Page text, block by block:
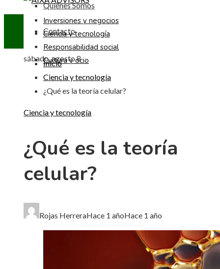
Quiénes Somos
Contacto
sábado, agosto 8
Inversiones y negocios
Ciencia y tecnología
Responsabilidad social
Cultura y ocio
Inicio
Ciencia y tecnología
¿Qué es la teoría celular?
Ciencia y tecnología
¿Qué es la teoría
celular?
Rojas HerreraHace 1 añoHace 1 año